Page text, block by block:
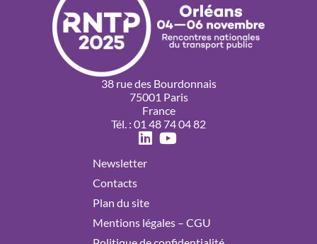
38 rue des Bourdonnais
75001 Paris
France
Tél. : 01 48 74 04 82
Newsletter
Contacts
Plan du site
Mentions légales – CGU